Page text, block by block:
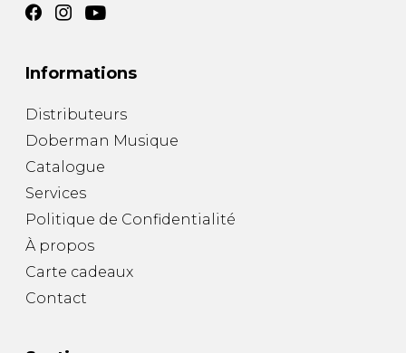
Informations
Distributeurs
Doberman Musique
Catalogue
Services
Politique de Confidentialité
À propos
Carte cadeaux
Contact